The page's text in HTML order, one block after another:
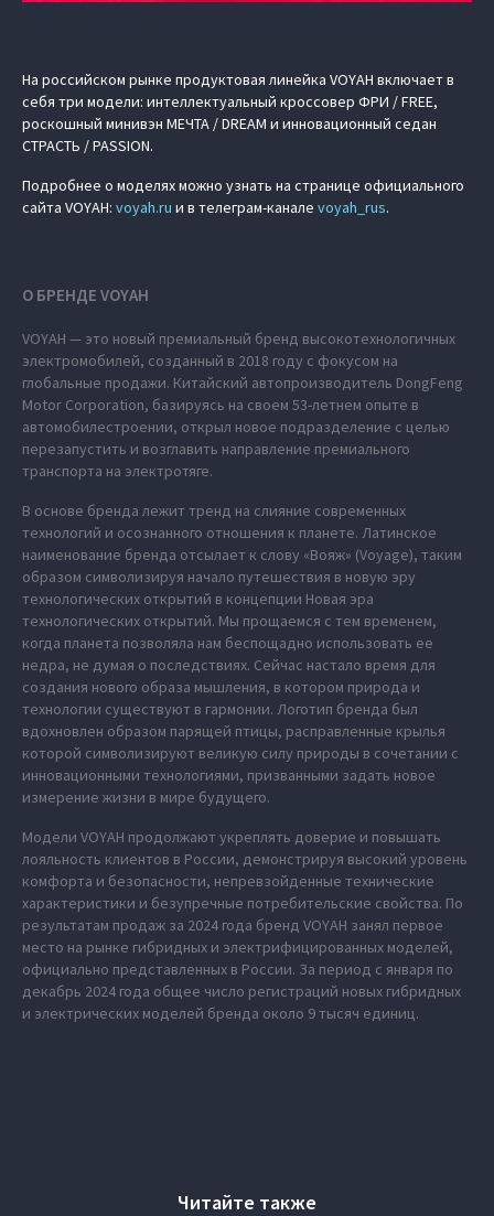
На российском рынке продуктовая линейка VOYAH включает в
себя три модели: интеллектуальный кроссовер ФРИ / FREE,
роскошный минивэн МЕЧТА / DREAM и инновационный седан
СТРАСТЬ / PASSION.
Подробнее о моделях можно узнать на странице официального
сайта VOYAH: voyah.ru и в телеграм-канале voyah_rus.
О БРЕНДЕ VOYAH
VOYAH — это новый премиальный бренд высокотехнологичных
электромобилей, созданный в 2018 году с фокусом на
глобальные продажи. Китайский автопроизводитель DongFeng
Motor Corporation, базируясь на своем 53-летнем опыте в
автомобилестроении, открыл новое подразделение с целью
перезапустить и возглавить направление премиального
транспорта на электротяге.
В основе бренда лежит тренд на слияние современных
технологий и осознанного отношения к планете. Латинское
наименование бренда отсылает к слову «Вояж» (Voyage), таким
образом символизируя начало путешествия в новую эру
технологических открытий в концепции Новая эра
технологических открытий. Мы прощаемся с тем временем,
когда планета позволяла нам беспощадно использовать ее
недра, не думая о последствиях. Сейчас настало время для
создания нового образа мышления, в котором природа и
технологии существуют в гармонии. Логотип бренда был
вдохновлен образом парящей птицы, расправленные крылья
которой символизируют великую силу природы в сочетании с
инновационными технологиями, призванными задать новое
измерение жизни в мире будущего.
Модели VOYAH продолжают укреплять доверие и повышать
лояльность клиентов в России, демонстрируя высокий уровень
комфорта и безопасности, непревзойденные технические
характеристики и безупречные потребительские свойства. По
результатам продаж за 2024 года бренд VOYAH занял первое
место на рынке гибридных и электрифицированных моделей,
официально представленных в России. За период с января по
декабрь 2024 года общее число регистраций новых гибридных
и электрических моделей бренда около 9 тысяч единиц.
Читайте также